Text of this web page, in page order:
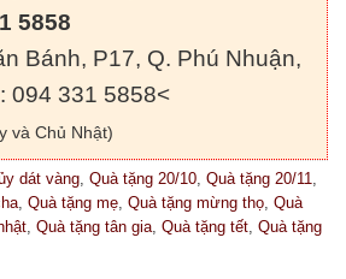
5858
Bánh, P17, Q. Phú Nhuận,
094 331 5858<
và Chủ Nhật)
dát vàng Quà tặng 20/10 Quà tặng 20/11
Quà tặng mẹ Quà tặng mừng thọ Quà
Quà tặng tân gia Quà tặng tết Quà tặng